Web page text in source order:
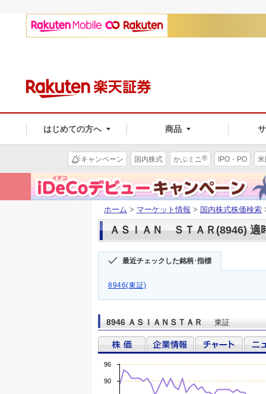
はじめての方へ 商品
キャンペーン 国内株式 かぶミニ® IPO・PO
ホーム > マーケット情報 > 国内株式株価検索
ＡＳＩＡＮ ＳＴＡＲ(8946) 適
最近チェックした銘柄･指標
8946(東証)
8946 ＡＳＩＡＮＳＴＡＲ 東証